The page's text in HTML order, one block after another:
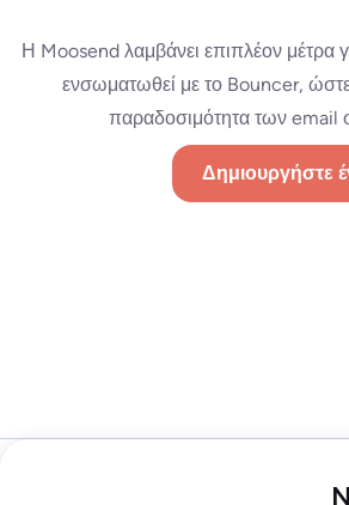
Η Moosend λαμβάνει επιπλέον μέτρα
ενσωματωθεί με το Bouncer, ώστε
παραδοσιμότητα των email
Δημιουργήστε